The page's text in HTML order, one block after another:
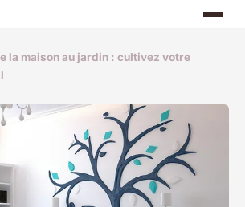
la maison au jardin : cultivez votre